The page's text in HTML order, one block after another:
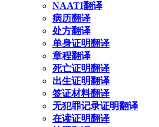
NAATI翻译
病历翻译
处方翻译
单身证明翻译
章程翻译
死亡证明翻译
出生证明翻译
签证材料翻译
无犯罪记录证明翻译
在读证明翻译